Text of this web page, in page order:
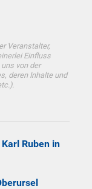
Veranstalter,
Einfluss
von der
deren Inhalte und
Ruben in